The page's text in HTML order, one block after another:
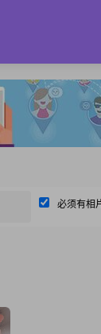
必须有相